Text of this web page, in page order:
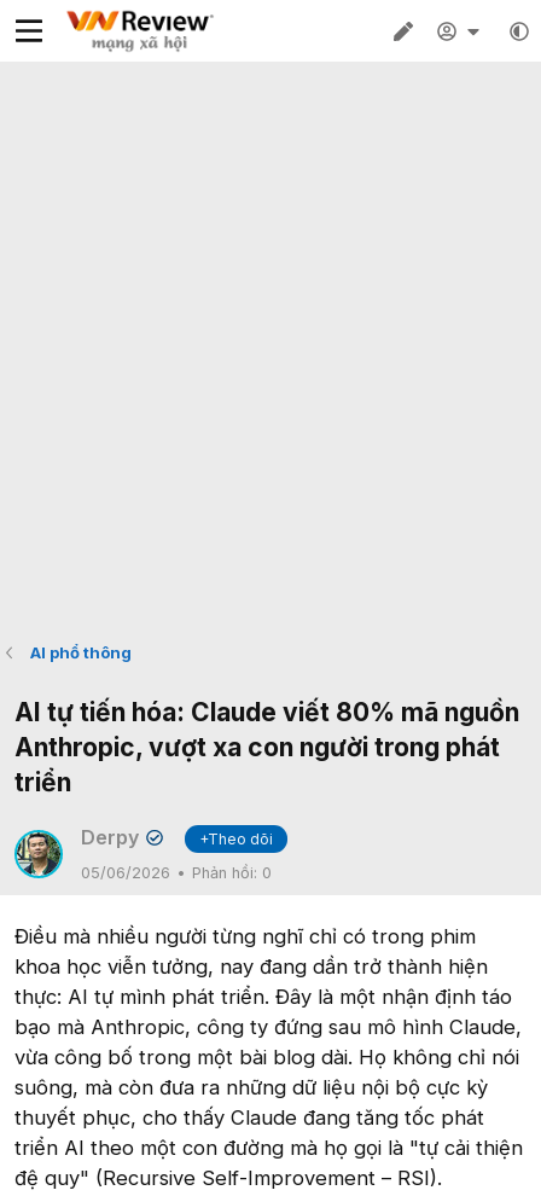
AI phổ thông
AI tự tiến hóa: Claude viết 80% mã nguồn
Anthropic, vượt xa con người trong phát
triển
Derpy ✔
+Theo dõi
05/06/2026
Phản hồi: 0
Điều mà nhiều người từng nghĩ chỉ có trong phim
khoa học viễn tưởng, nay đang dần trở thành hiện
thực: AI tự mình phát triển. Đây là một nhận định táo
bạo mà Anthropic, công ty đứng sau mô hình Claude,
vừa công bố trong một bài blog dài. Họ không chỉ nói
suông, mà còn đưa ra những dữ liệu nội bộ cực kỳ
thuyết phục, cho thấy Claude đang tăng tốc phát
triển AI theo một con đường mà họ gọi là "tự cải thiện
đệ quy" (Recursive Self-Improvement – RSI).